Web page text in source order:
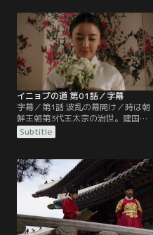
イニョプの道 第01話／字幕
字幕／第1話 波乱の幕開け／時は朝
鮮王朝第3代王太宗の治世。建国の
功臣クク・ユの一人娘イニョプは朝
から出かける準備に余念がない。兵
に行き、使者として咸興へ行ったま
ま帰らない父の安否を確かめるため
だ。咸興には初代王・太祖がいる。
太祖は兄弟を殺して王位に就いた太
宗を憎んでおり太宗の使者を殺すと
噂されていた。
Subtitle